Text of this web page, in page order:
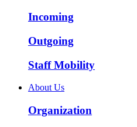
Incoming
Outgoing
Staff Mobility
About Us
Organization